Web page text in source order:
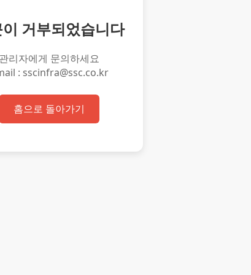
거부되었습니다
관리자에게 문의하세요
: sscinfra@ssc.co.kr
홈으로 돌아가기